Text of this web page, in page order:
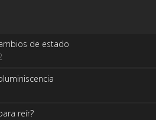
de estado
reír?